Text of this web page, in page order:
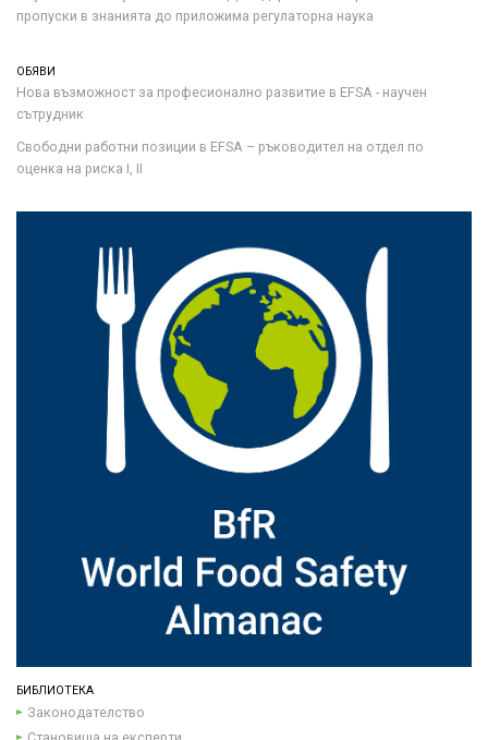
пропуски в знанията до приложима регулаторна наука
ОБЯВИ
Нова възможност за професионално развитие в EFSA - научен
сътрудник
Свободни работни позиции в EFSA – ръководител на отдел по
оценка на риска I, II
БИБЛИОТЕКА
Законодателство